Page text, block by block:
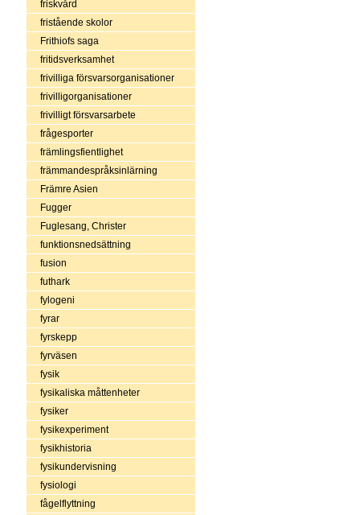
friskvård
fristående skolor
Frithiofs saga
fritidsverksamhet
frivilliga försvarsorganisationer
frivilligorganisationer
frivilligt försvarsarbete
frågesporter
främlingsfientlighet
främmandespråksinlärning
Främre Asien
Fugger
Fuglesang, Christer
funktionsnedsättning
fusion
futhark
fylogeni
fyrar
fyrskepp
fyrväsen
fysik
fysikaliska måttenheter
fysiker
fysikexperiment
fysikhistoria
fysikundervisning
fysiologi
fågelflyttning